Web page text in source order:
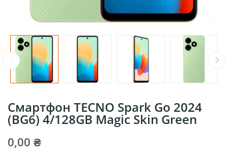
Смартфон TECNO Spark Go 2024
(BG6) 4/128GB Magic Skin Green
0,00 ₴